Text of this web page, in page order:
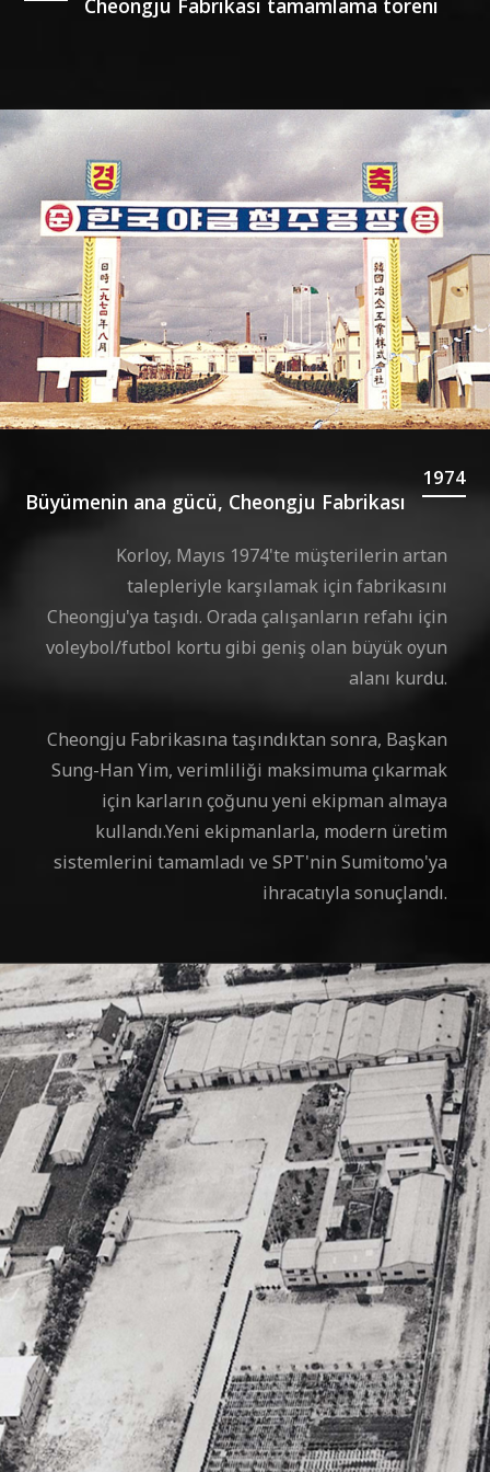
1974
Büyümenin ana gücü, Cheongju Fabrikası
Korloy, Mayıs 1974'te müşterilerin artan
talepleriyle karşılamak için fabrikasını
Cheongju'ya taşıdı. Orada çalışanların refahı için
voleybol/futbol kortu gibi geniş olan büyük oyun
alanı kurdu.
Cheongju Fabrikasına taşındıktan sonra, Başkan
Sung-Han Yim, verimliliği maksimuma çıkarmak
için karların çoğunu yeni ekipman almaya
kullandı.Yeni ekipmanlarla, modern üretim
sistemlerini tamamladı ve SPT'nin Sumitomo'ya
ihracatıyla sonuçlandı.